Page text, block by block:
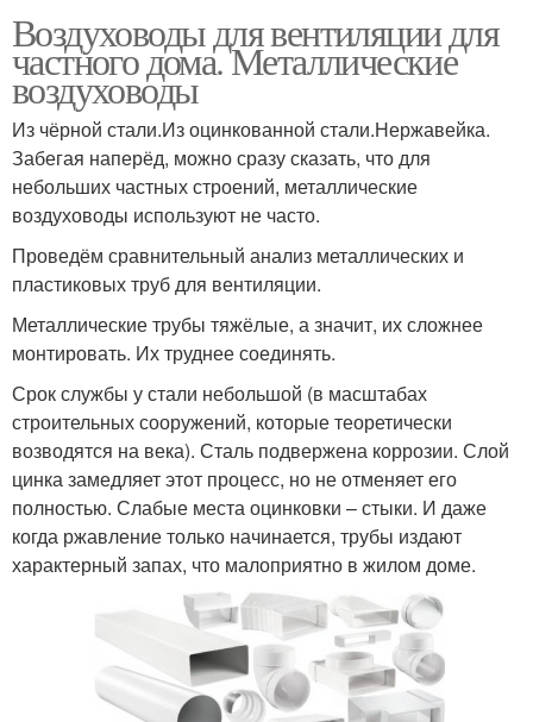
Воздуховоды для вентиляции для
частного дома. Металлические
воздуховоды
Из чёрной стали.Из оцинкованной стали.Нержавейка.
Забегая наперёд, можно сразу сказать, что для
небольших частных строений, металлические
воздуховоды используют не часто.
Проведём сравнительный анализ металлических и
пластиковых труб для вентиляции.
Металлические трубы тяжёлые, а значит, их сложнее
монтировать. Их труднее соединять.
Срок службы у стали небольшой (в масштабах
строительных сооружений, которые теоретически
возводятся на века). Сталь подвержена коррозии. Слой
цинка замедляет этот процесс, но не отменяет его
полностью. Слабые места оцинковки – стыки. И даже
когда ржавление только начинается, трубы издают
характерный запах, что малоприятно в жилом доме.